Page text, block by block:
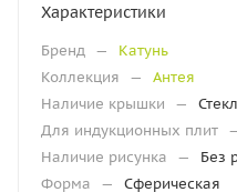
Характеристики
Бренд —
Катунь
Коллекция
—
Антея
Наличие крышки
—
Для индукционных плит
Наличие рисунка
—
Без
Форма
— Сферическая